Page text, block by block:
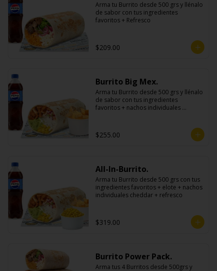
Arma tu Burrito desde 500 grs y llénalo
de sabor con tus ingredientes
favoritos + Refresco
$209.00
Burrito Big Mex.
Arma tu Burrito desde 500 grs y llénalo
de sabor con tus ingredientes
favoritos + nachos individuales
$255.00
All-In-Burrito.
Arma tu Burrito desde 500 grs con tus
ingredientes favoritos + elote + nachos
individuales cheddar + refresco
$319.00
Burrito Power Pack.
Arma tus 4 Burritos desde 500grs y